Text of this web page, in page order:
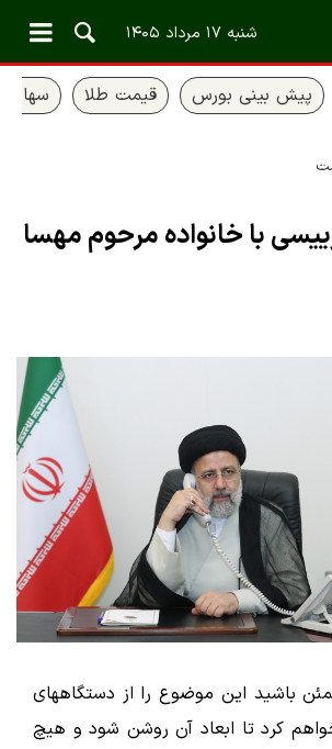
شنبه ۱۷ مرداد ۱۴۰۵
پیش بینی بورس قیمت طلا سهام
با خانواده مرحوم مهسا
باشید این موضوع را از دستگاههای
کرد تا ابعاد آن روشن شود و هیچ